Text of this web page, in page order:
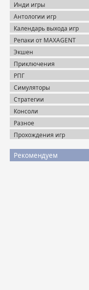
Инди игры
Антологии игр
Календарь выхода игр
Репаки от MAXAGENT
Экшен
Приключения
РПГ
Симуляторы
Стратегии
Консоли
Разное
Прохождения игр
Рекомендуем